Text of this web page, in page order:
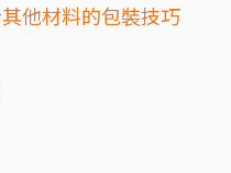
他材料的包裝技巧